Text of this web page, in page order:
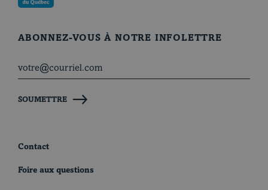
Contact
Foire aux questions
ABONNEZ-VOUS À NOTRE INFOLETTRE
SOUMETTRE